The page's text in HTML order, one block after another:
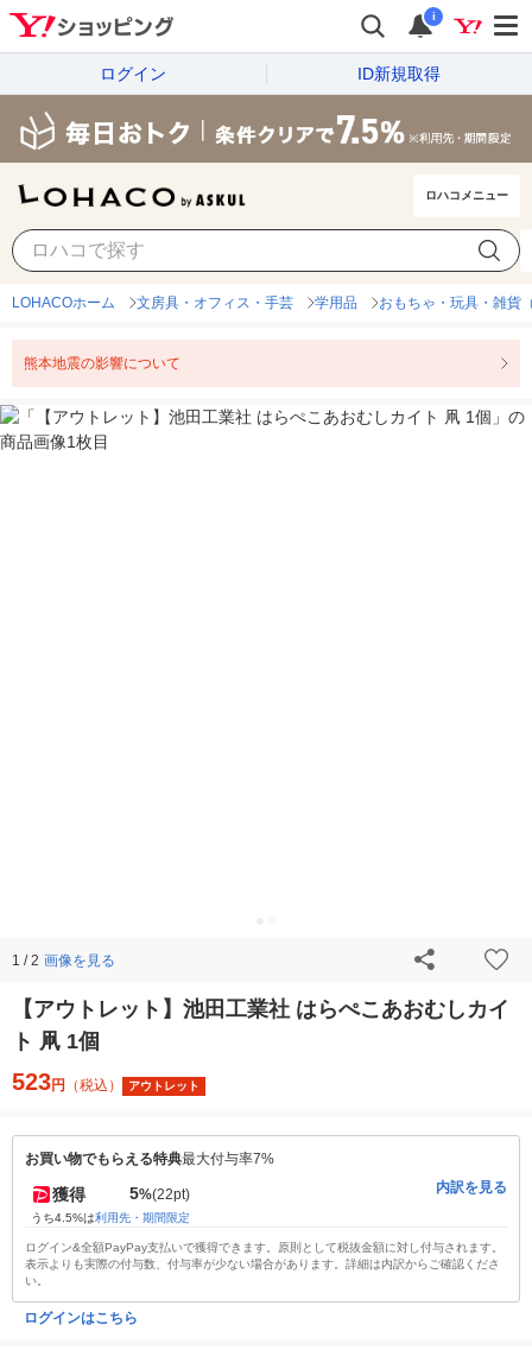
i
ログイン ID新規取得
ロハコメニュー
LOHACOホーム 文房具・オフィス・手芸 学用品 おもちゃ・玩具・雑貨
熊本地震の影響について
1 / 2 画像を見る
【アウトレット】池田工業社 はらぺこあおむしカイ
ト 凧 1個
523円 （税込） アウトレット
お買い物でもらえる特典最大付与率7%
獲得 5%(22pt)
うち4.5%は利用先・期間限定
内訳を見る
ログイン&全額PayPay支払いで獲得できます。原則として税抜金額に対し付与されます。
表示よりも実際の付与数、付与率が少ない場合があります。詳細は内訳からご確認くださ
い。
ログインはこちら